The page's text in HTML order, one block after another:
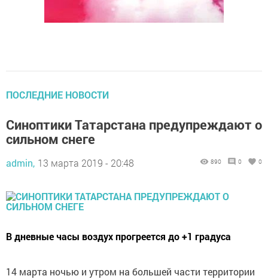
ПОСЛЕДНИЕ НОВОСТИ
Синоптики Татарстана предупреждают о
сильном снеге
admin, 13 марта 2019 - 20:48 890 0 0
В дневные часы воздух прогреется до +1 градуса
14 марта ночью и утром на большей части территории